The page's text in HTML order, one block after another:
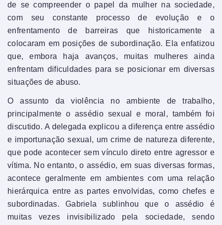
de se compreender o papel da mulher na sociedade,
com seu constante processo de evolução e o
enfrentamento de barreiras que historicamente a
colocaram em posições de subordinação. Ela enfatizou
que, embora haja avanços, muitas mulheres ainda
enfrentam dificuldades para se posicionar em diversas
situações de abuso.
O assunto da violência no ambiente de trabalho,
principalmente o assédio sexual e moral, também foi
discutido. A delegada explicou a diferença entre assédio
e importunação sexual, um crime de natureza diferente,
que pode acontecer sem vínculo direto entre agressor e
vítima. No entanto, o assédio, em suas diversas formas,
acontece geralmente em ambientes com uma relação
hierárquica entre as partes envolvidas, como chefes e
subordinadas. Gabriela sublinhou que o assédio é
muitas vezes invisibilizado pela sociedade, sendo